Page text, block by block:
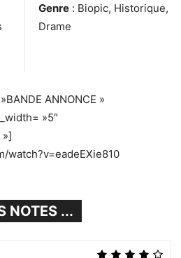
Genre : Biopic, Historique,
Drame
ANNONCE »
»5″
watch?v=eadeEXie810
NOTES ...